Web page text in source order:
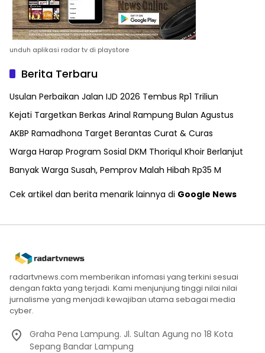
unduh aplikasi radar tv di playstore
Berita Terbaru
Usulan Perbaikan Jalan IJD 2026 Tembus Rp1 Triliun
Kejati Targetkan Berkas Arinal Rampung Bulan Agustus
AKBP Ramadhona Target Berantas Curat & Curas
Warga Harap Program Sosial DKM Thoriqul Khoir Berlanjut
Banyak Warga Susah, Pemprov Malah Hibah Rp35 M
Cek artikel dan berita menarik lainnya di Google News
radartvnews.com memberikan infomasi yang terkini sesuai
dengan fakta yang terjadi. Kami menjunjung tinggi nilai nilai
jurnalisme yang menjadi kewajiban utama sebagai media
cyber.
Graha Pena Lampung. Jl. Sultan Agung no 18 Kota
Sepang Bandar Lampung